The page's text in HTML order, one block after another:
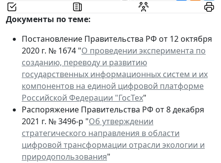
Документы по теме:
Постановление Правительства РФ от 12 октября
2020 г. № 1674 "О проведении эксперимента по
созданию, переводу и развитию
государственных информационных систем и их
компонентов на единой цифровой платформе
Российской Федерации "ГосТех"
Распоряжение Правительства РФ от 8 декабря
2021 г. № 3496-р "Об утверждении
стратегического направления в области
цифровой трансформации отрасли экологии и
природопользования"